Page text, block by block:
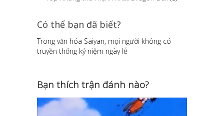
Có thể bạn đã biết?
Trong văn hóa Saiyan, mọi người không có
truyền thống kỷ niệm ngày lễ
Bạn thích trận đánh nào?